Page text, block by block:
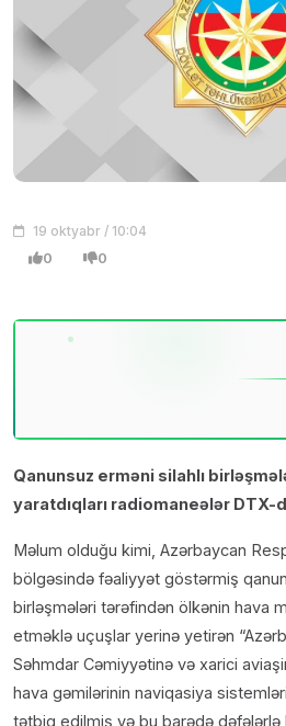
19 oktyabr / 10:04
0 0
Qanunsuz erməni silahlı
yaratdıqları radiomaneələr DTX-
Məlum olduğu kimi, Azərbaycan
bölgəsində fəaliyyət göstərmiş
birləşmələri tərəfindən ölkənin hava
etməklə uçuşlar yerinə yetirən
Səhmdar Cəmiyyətinə və xarici
hava gəmilərinin naviqasiya
tətbiq edilmiş və bu barədə